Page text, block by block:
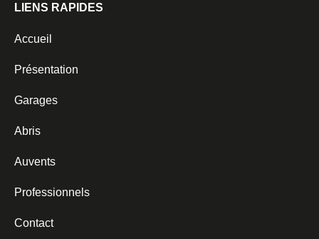
LIENS RAPIDES
Accueil
Présentation
Garages
Abris
Auvents
Professionnels
Contact